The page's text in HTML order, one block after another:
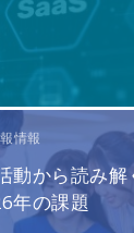
情報
動から読み解
年の課題